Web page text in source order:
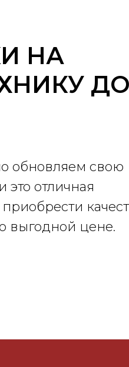
НА
ДО
обновляем свою
отличная
выгодной цене.